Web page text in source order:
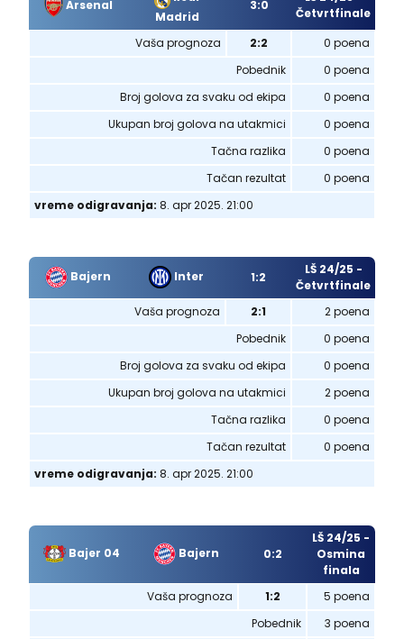
Arsenal
Madrid
3:0
Četvrtfinale
Vaša prognoza
2:2
0 poena
Pobednik
0 poena
Broj golova za svaku od ekipa
0 poena
Ukupan broj golova na utakmici
0 poena
Tačna razlika
0 poena
Tačan rezultat
0 poena
vreme odigravanja: 8. apr 2025. 21:00
Bajern Inter 1:2
LŠ 24/25 -
Četvrtfinale
Vaša prognoza
2:1
2 poena
Pobednik
0 poena
Broj golova za svaku od ekipa
0 poena
Ukupan broj golova na utakmici
2 poena
Tačna razlika
0 poena
Tačan rezultat
0 poena
vreme odigravanja: 8. apr 2025. 21:00
Bajer 04 Bajern 0:2
LŠ 24/25 -
Osmina
finala
Vaša prognoza
1:2
5 poena
Pobednik
3 poena